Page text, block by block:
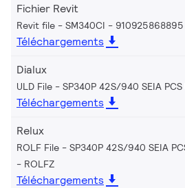
Fichier Revit
Revit file - SM340CI - 910925868895
Téléchargements
Dialux
ULD File - SP340P 42S/940 SEIA PCS
Téléchargements
Relux
ROLF File - SP340P 42S/940 SEIA
ROLFZ
Téléchargements